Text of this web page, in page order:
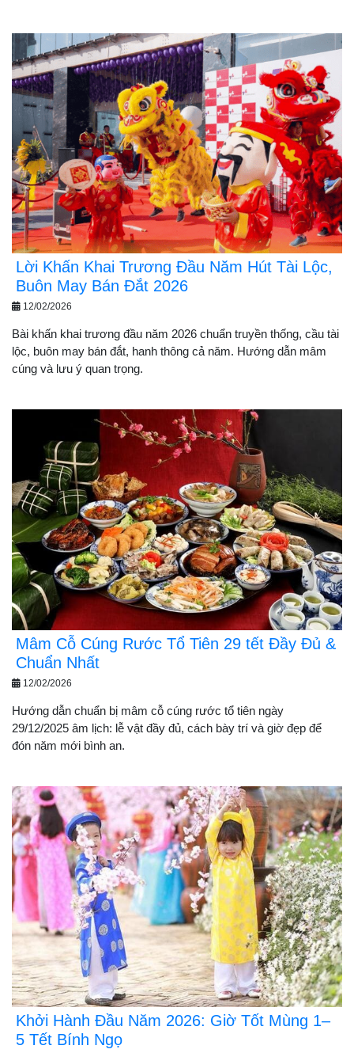
Lời Khấn Khai Trương Đầu Năm Hút Tài Lộc,
Buôn May Bán Đắt 2026
12/02/2026
Bài khấn khai trương đầu năm 2026 chuẩn truyền thống, cầu tài
lộc, buôn may bán đắt, hanh thông cả năm. Hướng dẫn mâm
cúng và lưu ý quan trọng.
Mâm Cỗ Cúng Rước Tổ Tiên 29 tết Đầy Đủ &
Chuẩn Nhất
12/02/2026
Hướng dẫn chuẩn bị mâm cỗ cúng rước tổ tiên ngày
29/12/2025 âm lịch: lễ vật đầy đủ, cách bày trí và giờ đẹp để
đón năm mới bình an.
Khởi Hành Đầu Năm 2026: Giờ Tốt Mùng 1–
5 Tết Bính Ngọ